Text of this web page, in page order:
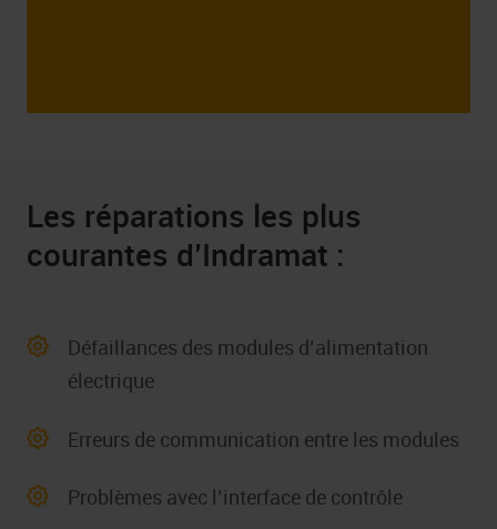
Les réparations les plus
courantes d’Indramat :
Défaillances des modules d’alimentation
électrique
Erreurs de communication entre les modules
Problèmes avec l’interface de contrôle